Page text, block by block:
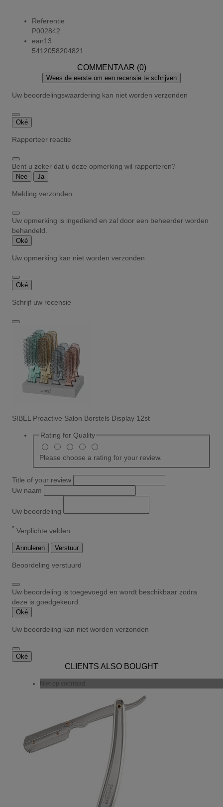
Referentie
P002842
ean13
5412058204821
COMMENTAAR (0)
Wees de eerste om een recensie te schrijven
Uw beoordelingswaardering kan niet worden verzonden
Oké
Rapporteer reactie
Bent u zeker dat u deze opmerking wil rapporteren?
Nee Ja
Melding verzonden
Uw opmerking is ingediend en zal door een beheerder worden
behandeld.
Oké
Uw opmerking kan niet worden verzonden
Oké
Schrijf uw recensie
SIBEL Proactive Salon Borstels Display 12st
Rating for Quality
Please choose a rating for your review.
Title of your review
Uw naam
Uw beoordeling
* Verplichte velden
Annuleren Verstuur
Beoordeling verstuurd
Uw beoordeling is toegevoegd en wordt beschikbaar zodra
deze is goedgekeurd.
Oké
Uw beoordeling kan niet worden verzonden
Oké
CLIENTS ALSO BOUGHT
Niet op voorraad